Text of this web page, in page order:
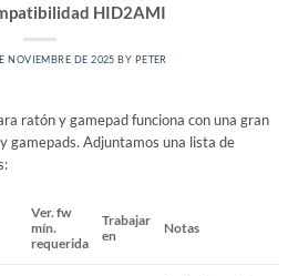
HID2AMI
NOVIEMBRE DE 2025 BY PETER
ratón y gamepad funciona con una gran
gamepads. Adjuntamos una lista de
Ver. fw
mín.
requerida
Trabajar
en
Notas